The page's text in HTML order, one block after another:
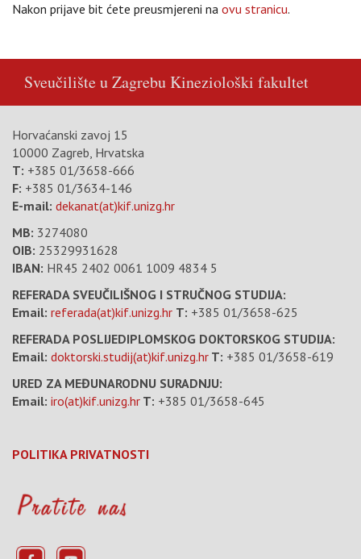
Nakon prijave bit ćete preusmjereni na ovu stranicu.
Sveučilište u ZagrebuKineziološki fakultet
Horvaćanski zavoj 15
10000 Zagreb, Hrvatska
T: +385 01/3658-666
F: +385 01/3634-146
E-mail: dekanat(at)kif.unizg.hr
MB: 3274080
OIB: 25329931628
IBAN: HR45 2402 0061 1009 4834 5
REFERADA SVEUČILIŠNOG I STRUČNOG STUDIJA:
Email: referada(at)kif.unizg.hr T: +385 01/3658-625
REFERADA POSLIJEDIPLOMSKOG DOKTORSKOG STUDIJA:
Email: doktorski.studij(at)kif.unizg.hr T: +385 01/3658-619
URED ZA MEĐUNARODNU SURADNJU:
Email: iro(at)kif.unizg.hr T: +385 01/3658-645
POLITIKA PRIVATNOSTI